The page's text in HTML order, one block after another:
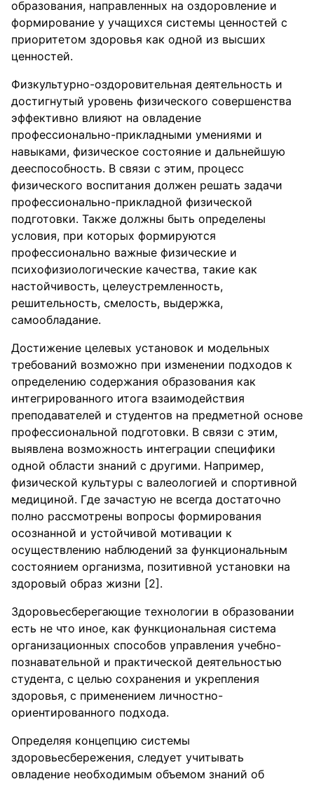
образования, направленных на оздоровление и
формирование у учащихся системы ценностей с
приоритетом здоровья как одной из высших
ценностей.
Физкультурно-оздоровительная деятельность и
достигнутый уровень физического совершенства
эффективно влияют на овладение
профессионально-прикладными умениями и
навыками, физическое состояние и дальнейшую
дееспособность. В связи с этим, процесс
физического воспитания должен решать задачи
профессионально-прикладной физической
подготовки. Также должны быть определены
условия, при которых формируются
профессионально важные физические и
психофизиологические качества, такие как
настойчивость, целеустремленность,
решительность, смелость, выдержка,
самообладание.
Достижение целевых установок и модельных
требований возможно при изменении подходов к
определению содержания образования как
интегрированного итога взаимодействия
преподавателей и студентов на предметной основе
профессиональной подготовки. В связи с этим,
выявлена возможность интеграции специфики
одной области знаний с другими. Например,
физической культуры с валеологией и спортивной
медициной. Где зачастую не всегда достаточно
полно рассмотрены вопросы формирования
осознанной и устойчивой мотивации к
осуществлению наблюдений за функциональным
состоянием организма, позитивной установки на
здоровый образ жизни [2].
Здоровьесберегающие технологии в образовании
есть не что иное, как функциональная система
организационных способов управления учебно-
познавательной и практической деятельностью
студента, с целью сохранения и укрепления
здоровья, с применением личностно-
ориентированного подхода.
Определяя концепцию системы
здоровьесбережения, следует учитывать
овладение необходимым объемом знаний об